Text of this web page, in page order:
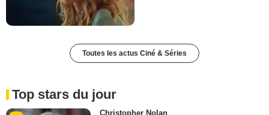
Toutes les actus Ciné & Séries
Top stars du jour
Christopher Nolan